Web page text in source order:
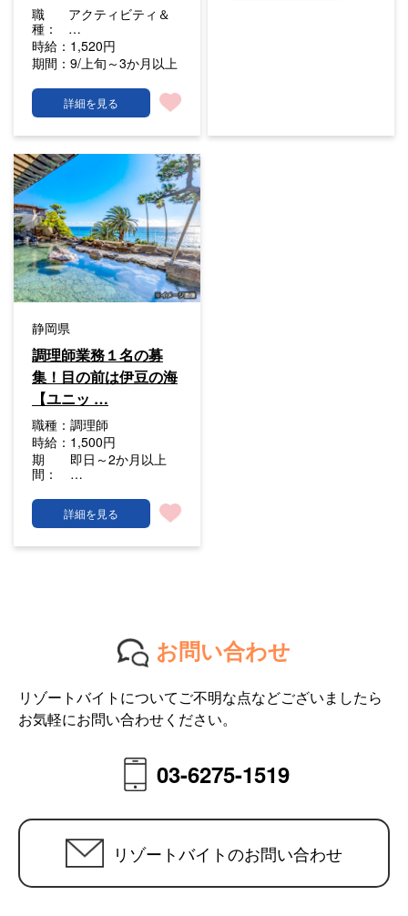
職
種：
アクティビティ＆
…
時給： 1,520円
期間： 9/上旬～3か月以上
詳細を見る
静岡県
調理師業務１名の募
集！目の前は伊豆の海
【ユニッ …
職種： 調理師
時給： 1,500円
期
間：
即日～2か月以上
…
詳細を見る
お問い合わせ
リゾートバイトについてご不明な点などございましたら
お気軽にお問い合わせください。
03-6275-1519
リゾートバイトのお問い合わせ